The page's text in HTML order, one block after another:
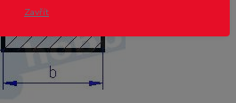
Zavřít